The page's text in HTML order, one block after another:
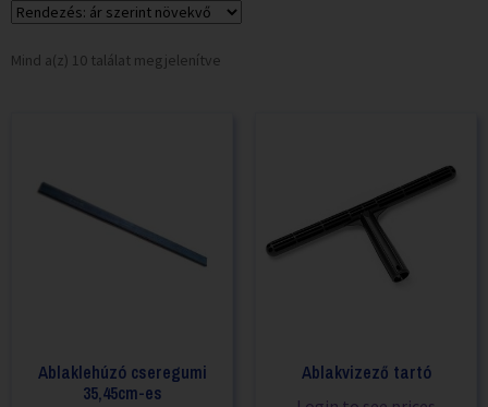
Mind a(z) 10 találat megjelenítve
Ablaklehúzó cseregumi
35,45cm-es
Ablakvizező tartó